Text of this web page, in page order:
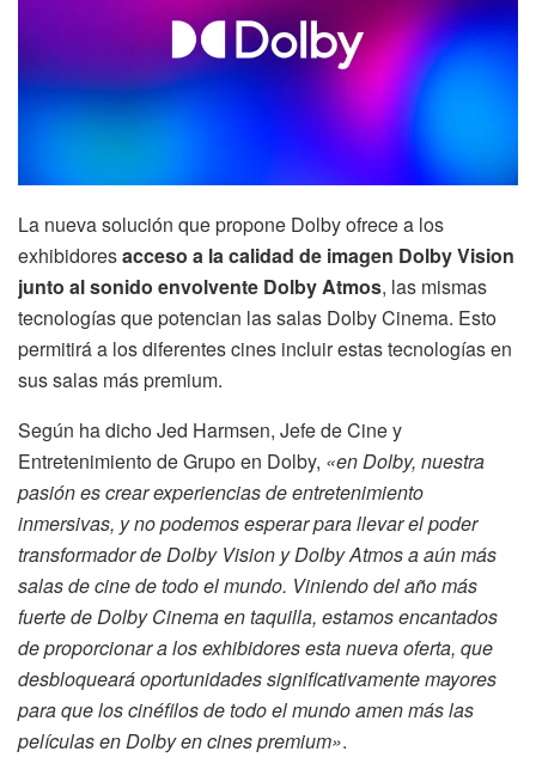
La nueva solución que propone Dolby ofrece a los
exhibidoresacceso a la calidad de imagen Dolby Vision
junto al sonido envolvente Dolby Atmos, las mismas
tecnologías que potencian las salas Dolby Cinema. Esto
permitirá a los diferentes cines incluir estas tecnologías en
sus salas más premium.
Según ha dicho Jed Harmsen, Jefe de Cine y
Entretenimiento de Grupo en Dolby, «en Dolby, nuestra
pasión es crear experiencias de entretenimiento
inmersivas, y no podemos esperar para llevar el poder
transformador de Dolby Vision y Dolby Atmos a aún más
salas de cine de todo el mundo. Viniendo del año más
fuerte de Dolby Cinema en taquilla, estamos encantados
de proporcionar a los exhibidores esta nueva oferta, que
desbloqueará oportunidades significativamente mayores
para que los cinéfilos de todo el mundo amen más las
películas en Dolby en cines premium».